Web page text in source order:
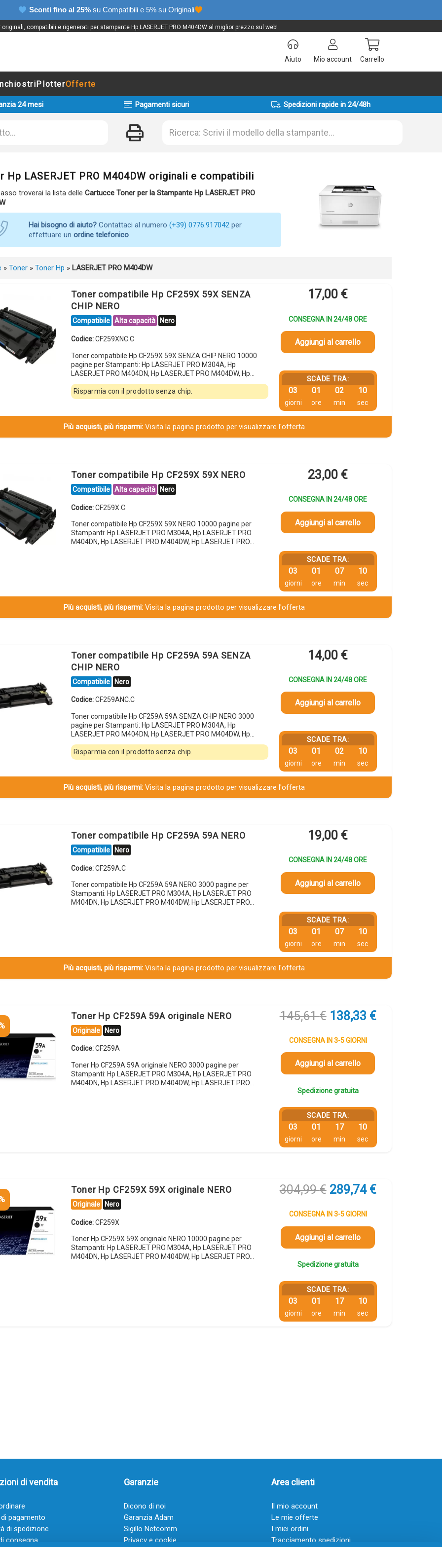
Sconti fino al 25% su Compatibili e 5% su Originali
compatibili e rigenerati per stampante Hp LASERJET PRO M404DW al miglior prezzo sul web!
Aiuto Mio account Carrello
PlotterOfferte
24 mesi Pagamenti sicuri Spedizioni rapide in 24/48h
Hp LASERJET PRO M404DW originali e compatibili
troverai la lista delle Cartucce Toner per la Stampante Hp LASERJET PRO
Hai bisogno di aiuto?Contattaci al numero (+39) 0776.917042per
effettuare un ordine telefonico
» Toner» Toner Hp » LASERJET PRO M404DW
Toner compatibile Hp CF259X 59X SENZA
CHIP NERO
Compatibile Alta capacità Nero
Codice:CF259XNC.C
Toner compatibile Hp CF259X 59X SENZA CHIP NERO 10000
pagine per Stampanti: Hp LASERJET PRO M304A, Hp
LASERJET PRO M404DN, Hp LASERJET PRO M404DW, Hp…
Risparmia con il prodotto senza chip.
17,00 €
CONSEGNA IN 24/48 ORE
Aggiungi al carrello
SCADE TRA:
03
giorni
01
ore
02
min
09
sec
Più acquisti, più risparmi:Visita la pagina prodotto per visualizzare l'offerta
Toner compatibile Hp CF259X 59X NERO
Compatibile Alta capacità Nero
Codice:CF259X.C
Toner compatibile Hp CF259X 59X NERO 10000 pagine per
Stampanti: Hp LASERJET PRO M304A, Hp LASERJET PRO
M404DN, Hp LASERJET PRO M404DW, Hp LASERJET PRO…
23,00 €
CONSEGNA IN 24/48 ORE
Aggiungi al carrello
SCADE TRA:
03
giorni
01
ore
07
min
09
sec
Più acquisti, più risparmi:Visita la pagina prodotto per visualizzare l'offerta
Toner compatibile Hp CF259A 59A SENZA
CHIP NERO
Compatibile Nero
Codice:CF259ANC.C
Toner compatibile Hp CF259A 59A SENZA CHIP NERO 3000
pagine per Stampanti: Hp LASERJET PRO M304A, Hp
LASERJET PRO M404DN, Hp LASERJET PRO M404DW, Hp…
Risparmia con il prodotto senza chip.
14,00 €
CONSEGNA IN 24/48 ORE
Aggiungi al carrello
SCADE TRA:
03
giorni
01
ore
02
min
09
sec
Più acquisti, più risparmi:Visita la pagina prodotto per visualizzare l'offerta
Toner compatibile Hp CF259A 59A NERO
Compatibile Nero
Codice:CF259A.C
Toner compatibile Hp CF259A 59A NERO 3000 pagine per
Stampanti: Hp LASERJET PRO M304A, Hp LASERJET PRO
M404DN, Hp LASERJET PRO M404DW, Hp LASERJET PRO…
19,00 €
CONSEGNA IN 24/48 ORE
Aggiungi al carrello
SCADE TRA:
03
giorni
01
ore
07
min
09
sec
Più acquisti, più risparmi:Visita la pagina prodotto per visualizzare l'offerta
Toner Hp CF259A 59A originale NERO
Originale Nero
Codice:CF259A
Toner Hp CF259A 59A originale NERO 3000 pagine per
Stampanti: Hp LASERJET PRO M304A, Hp LASERJET PRO
M404DN, Hp LASERJET PRO M404DW, Hp LASERJET PRO…
145,61€ Il
prezzo
originale
era:
145,61 €.
138,33 €Il
CONSEGNA IN 3-5 GIORNI
Aggiungi al carrello
Spedizione gratuita
SCADE TRA:
03
giorni
01
ore
17
min
09
sec
Toner Hp CF259X 59X originale NERO
Originale Nero
Codice:CF259X
Toner Hp CF259X 59X originale NERO 10000 pagine per
Stampanti: Hp LASERJET PRO M304A, Hp LASERJET PRO
M404DN, Hp LASERJET PRO M404DW, Hp LASERJET PRO…
304,99€ Il
originale
era:
304,99 €.
289,74 €Il
CONSEGNA IN 3-5 GIORNI
Aggiungi al carrello
Spedizione gratuita
SCADE TRA:
03
giorni
01
ore
17
min
09
sec
di vendita
pagamento
di spedizione
consegna
Garanzie
Dicono di noi
Garanzia Adam
Sigillo Netcomm
Privacy e cookie
Area clienti
Il mio account
Le mie offerte
I miei ordini
Tracciamento spedizioni